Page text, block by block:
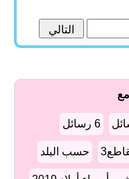
6 رسائل
حسب البلد